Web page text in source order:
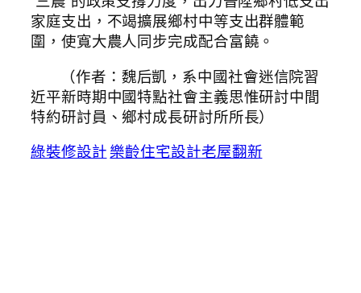
家庭支出，不竭擴展鄉村中等支出群體範
圍，使寬大農人同步完成配合富饒。
（作者：魏后凱，系中國社會迷信院習
近平新時期中國特點社會主義思惟研討中間
特約研討員、鄉村成長研討所所長）
綠裝修設計樂齡住宅設計老屋翻新